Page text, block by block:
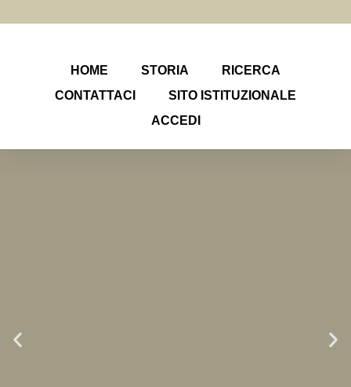
HOME STORIA
RICERCA
CONTATTACI
SITO ISTITUZIONALE
ACCEDI